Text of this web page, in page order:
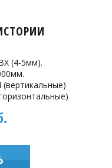
(4-5мм).